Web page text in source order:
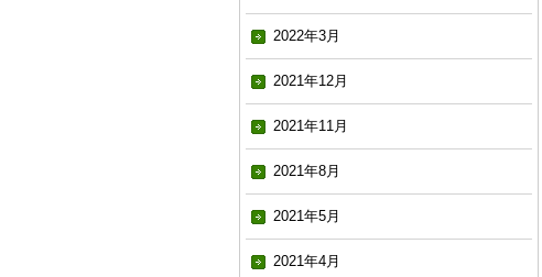
2022年3月
2021年12月
2021年11月
2021年8月
2021年5月
2021年4月